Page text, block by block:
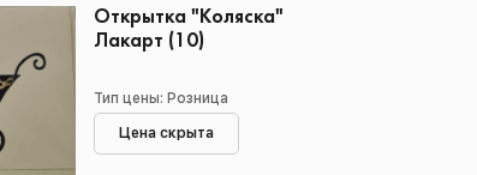
Открытка "Коляска"
Лакарт (10)
Тип цены: Розница
Цена скрыта